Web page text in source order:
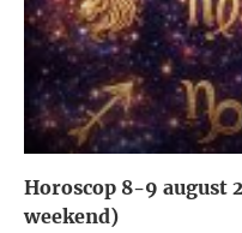
Horoscop 8-9 august
weekend)